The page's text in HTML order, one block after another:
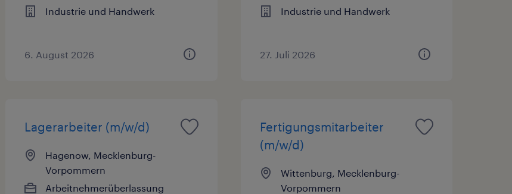
Industrie und Handwerk
6. August 2026
Industrie und Handwerk
27. Juli 2026
Lagerarbeiter (m/w/d)
Hagenow, Mecklenburg-
Vorpommern
Arbeitnehmerüberlassung
Fertigungsmitarbeiter
(m/w/d)
Wittenburg, Mecklenburg-
Vorpommern